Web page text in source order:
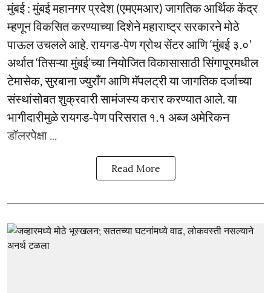
मुंबई : मुंबई महानगर प्रदेश (एमएमआर) जागतिक आर्थिक केंद्र
म्हणून विकसित करण्याच्या दिशेने महाराष्ट्र सरकारने मोठे
पाऊल उचलले आहे. रायगड-पेण ग्रोथ सेंटर आणि ‘मुंबई ३.०’
अर्थात ‘तिसऱ्या मुंबई’च्या नियोजित विकासासाठी सिंगापूरमधील
टेमासेक, सुरबाना ज्युराँग आणि मॅपलट्री या जागतिक दर्जाच्या
संस्थांसोबत शुक्रवारी सामंजस्य करार करण्यात आले. या
भागीदारीमुळे रायगड-पेण परिसरात १.१ अब्ज अमेरिकन
डॉलरपेक्षा ...
Read More